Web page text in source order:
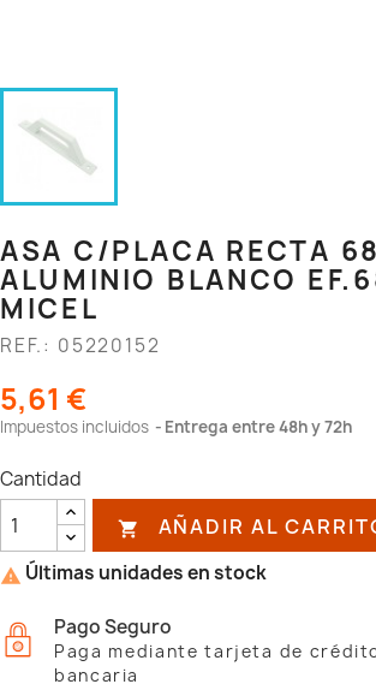
ASA C/PLACA RECTA
ALUMINIO BLANCO
MICEL
REF.: 05220152
5,61 €
Impuestos incluidos Entrega entre 48h y 72h
Cantidad
 AÑADIR AL
 Últimas unidades en stock
Pago Seguro
Paga mediante tarjeta de
bancaria